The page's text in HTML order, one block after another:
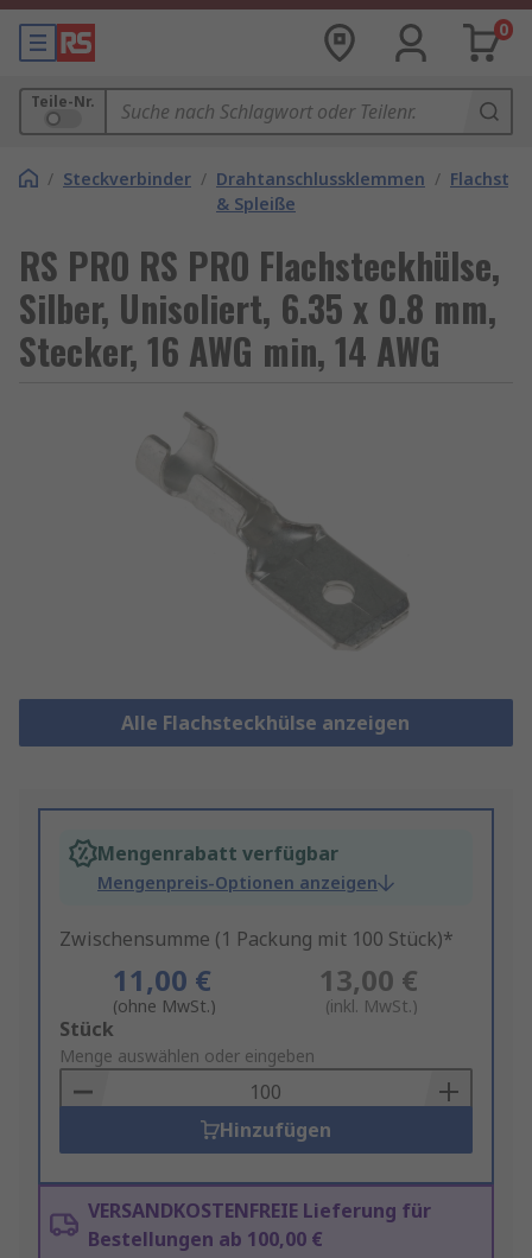
0
Teile-Nr.
/ Steckverbinder / Drahtanschlussklemmen
& Spleiße
/
RS PRO RS PRO Flachsteckhülse,
Silber, Unisoliert, 6.35 x 0.8 mm,
Stecker, 16 AWG min, 14 AWG
Alle Flachsteckhülse anzeigen
Mengenrabatt verfügbar
Mengenpreis-Optionen anzeigen
Zwischensumme (1 Packung mit 100 Stück)*
11,00 €
(ohne MwSt.)
13,00 €
(inkl. MwSt.)
Add
to
Basket
Stück
Menge auswählen oder eingeben
Hinzufügen
VERSANDKOSTENFREIE Lieferung für
Bestellungen ab 100,00 €